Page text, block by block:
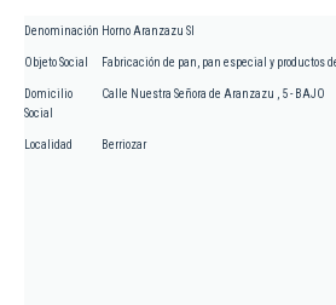
Denominación Horno Aranzazu Sl
Objeto Social Fabricación de pan, pan especial y productos
Domicilio
Social
Calle Nuestra Señora de Aranzazu , 5 - BAJO
Localidad Berriozar